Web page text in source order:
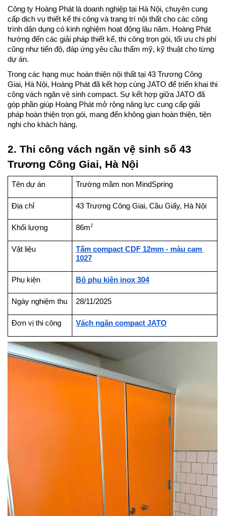
Công ty Hoàng Phát là doanh nghiệp tại Hà Nội, chuyên cung
cấp dịch vụ thiết kế thi công và trang trí nội thất cho các công
trình dân dụng có kinh nghiệm hoạt động lâu năm. Hoàng Phát
hướng đến các giải pháp thiết kế, thi công trọn gói, tối ưu chi phí
cũng như tiến độ, đáp ứng yêu cầu thẩm mỹ, kỹ thuật cho từng
dự án.
Trong các hạng mục hoàn thiện nội thất tại 43 Trương Công
Giai, Hà Nội, Hoàng Phát đã kết hợp cùng JATO để triển khai thi
công vách ngăn vệ sinh compact. Sự kết hợp giữa JATO đã
góp phần giúp Hoàng Phát mở rộng năng lực cung cấp giải
pháp hoàn thiện trọn gói, mang đến không gian hoàn thiện, tiện
nghi cho khách hàng.
2. Thi công vách ngăn vệ sinh số 43
Trương Công Giai, Hà Nội
Tên dự án Trường mầm non MindSpring
Địa chỉ 43 Trương Công Giai, Cầu Giấy, Hà Nội
Khối lượng 86m2
Vật liệu
Tấm compact CDF 12mm - màu cam
1027
Phụ kiện Bộ phụ kiện inox 304
Ngày nghiệm thu 28/11/2025
Đơn vị thi công Vách ngăn compact JATO